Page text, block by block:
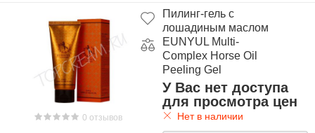
0 отзывов
Пилинг-гель с
лошадиным маслом
EUNYUL Multi-
Complex Horse Oil
Peeling Gel
У Вас нет доступа
для просмотра цен
Нет в наличии